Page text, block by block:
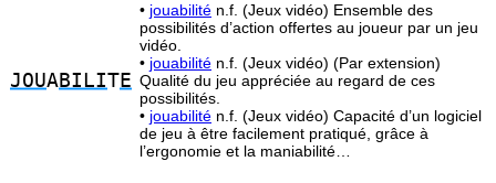
JOUABILITE
• jouabilité n.f. (Jeux vidéo) Ensemble des
possibilités d’action offertes au joueur par un jeu
vidéo.
• jouabilité n.f. (Jeux vidéo) (Par extension)
Qualité du jeu appréciée au regard de ces
possibilités.
• jouabilité n.f. (Jeux vidéo) Capacité d’un logiciel
de jeu à être facilement pratiqué, grâce à
l’ergonomie et la maniabilité…